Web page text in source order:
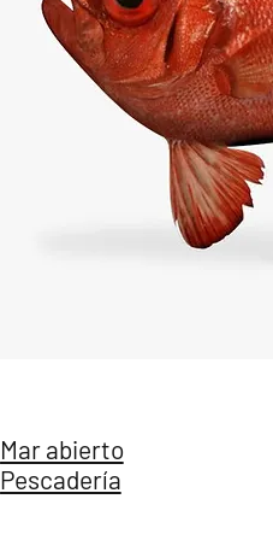
Mar abierto
Pescadería